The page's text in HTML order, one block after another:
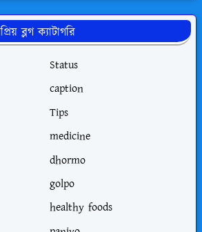
ব্লগ ক্যাটাগরি
Status
caption
Tips
medicine
dhormo
golpo
healthy foods